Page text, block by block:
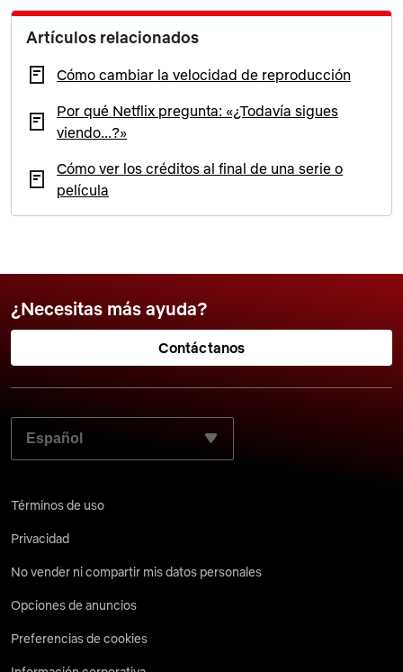
Artículos relacionados
Cómo cambiar la velocidad de reproducción
Por qué Netflix pregunta: «¿Todavía sigues
viendo...?»
Cómo ver los créditos al final de una serie o
película
¿Necesitas más ayuda?
Contáctanos
ELIGE TU IDIOMA PREFERIDO:
Términos de uso
Privacidad
No vender ni compartir mis datos personales
Opciones de anuncios
Preferencias de cookies